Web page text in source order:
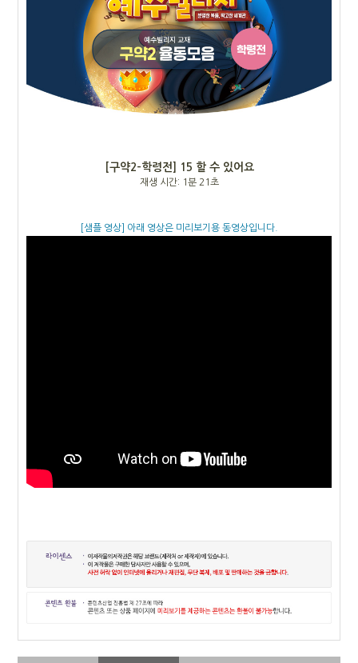
[구약2-학령전] 15 할 수 있어요
재생 시간: 1분 21초
[샘플 영상] 아래 영상은 미리보기용 동영상입니다.